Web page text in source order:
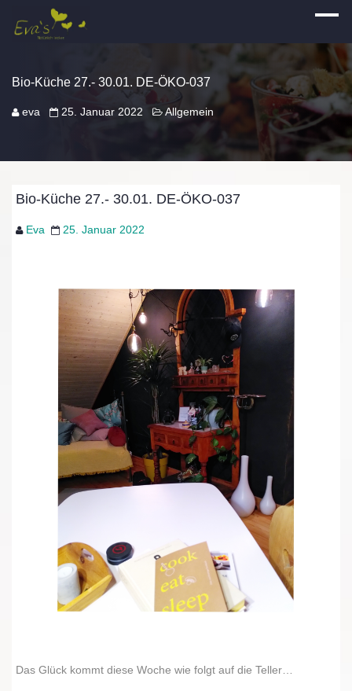
Bio-Küche 27.- 30.01. DE-ÖKO-037
eva 25. Januar 2022 Allgemein
Bio-Küche 27.- 30.01. DE-ÖKO-037
Eva 25. Januar 2022
Das Glück kommt diese Woche wie folgt auf die Teller…